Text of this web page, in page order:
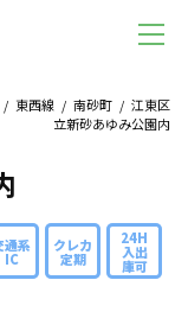
/ 東西線 / 南砂町 / 江東区
立新砂あゆみ公園内
通系
IC
クレカ
定期
24H
入出
庫可